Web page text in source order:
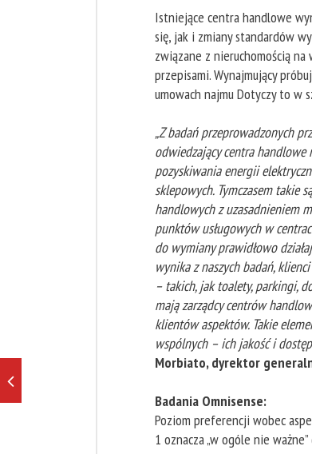
Istniejące centra handlowe
się, jak i zmiany standardów
związane z nieruchomością
przepisami. Wynajmujący
umowach najmu Dotyczy to w
„Z badań przeprowadzonych
odwiedzający centra handlowe
pozyskiwania energii
sklepowych. Tymczasem takie
handlowych z uzasadnieniem
punktów usługowych w
do wymiany prawidłowo
wynika z naszych badań,
– takich, jak toalety, parkingi,
mają zarządcy centrów
klientów aspektów. Takie
wspólnych – ich jakość i
Morbiato, dyrektor
Badania Omnisense:
Poziom preferencji wobec
1 oznacza „w ogóle nie